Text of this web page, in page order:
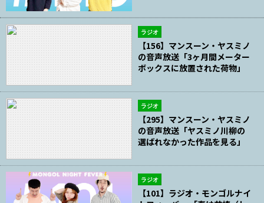
ラジオ
【156】マンスーン・ヤスミノ
の音声放送「3ヶ月間メーター
ボックスに放置された荷物」
ラジオ
【295】マンスーン・ヤスミノ
の音声放送「ヤスミノ川柳の
選ばれなかった作品を見る」
ラジオ
【101】ラジオ・モンゴルナイ